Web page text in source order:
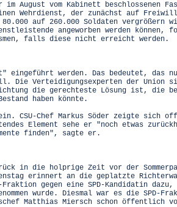
August vom Kabinett beschlossenen
Wehrdienst, der zunächst auf
auf 260.000 Soldaten vergrößern
angeworben werden können,
falls diese nicht erreicht werden.
eingeführt werden. Das bedeutet, das
Die Verteidigungsexperten der Union
die gerechteste Lösung ist, die
haben könnte.
CSU-Chef Markus Söder zeigte sich
Element sehe er "noch etwas
finden", sagte er.
in die holprige Zeit vor der
erinnert an die geplatzte
gegen eine SPD-Kandidatin dazu,
wurde. Diesmal war es die SPD-
Matthias Miersch schon öffentlich